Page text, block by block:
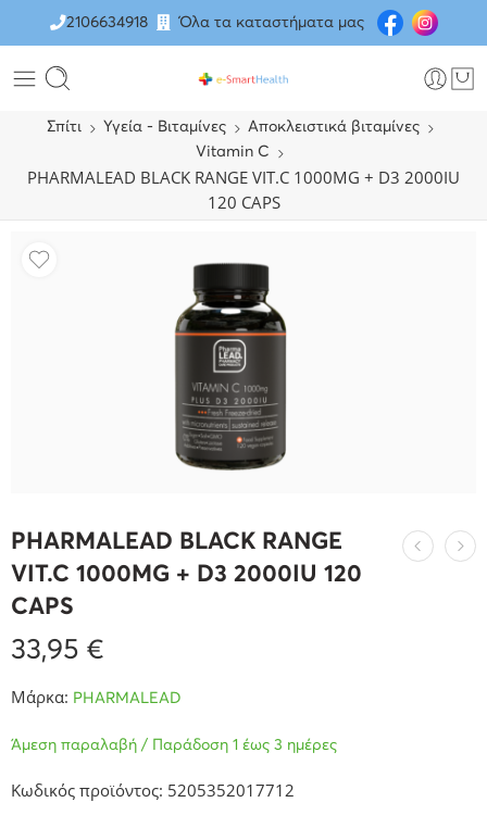
2106634918 Όλα τα καταστήματα μας
Σπίτι Υγεία - Βιταμίνες
Αποκλειστικά βιταμίνες
Vitamin C
PHARMALEAD BLACK RANGE VIT.C 1000MG + D3 2000IU
120 CAPS
PHARMALEAD BLACK RANGE
VIT.C 1000MG + D3 2000IU 120
CAPS
33,95 €
Μάρκα: PHARMALEAD
Άμεση παραλαβή / Παράδοση 1 έως 3 ημέρες
Κωδικός προϊόντος: 5205352017712